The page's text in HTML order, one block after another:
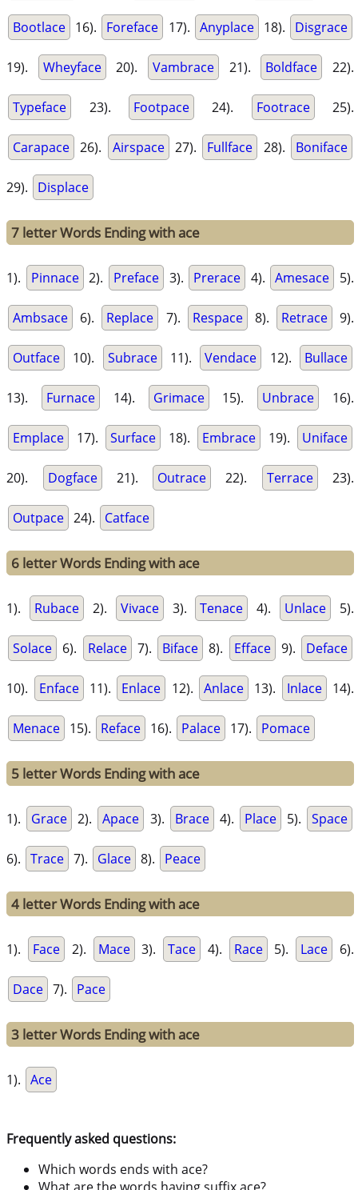
Bootlace 16). Foreface 17). Anyplace 18). Disgrace
19). Wheyface 20). Vambrace 21). Boldface 22).
Typeface 23). Footpace 24). Footrace 25).
Carapace 26). Airspace 27). Fullface 28). Boniface
29). Displace
7 letter Words Ending with ace
1). Pinnace 2). Preface 3). Prerace 4). Amesace 5).
Ambsace 6). Replace 7). Respace 8). Retrace 9).
Outface 10). Subrace 11). Vendace 12). Bullace
13). Furnace 14). Grimace 15). Unbrace 16).
Emplace 17). Surface 18). Embrace 19). Uniface
20). Dogface 21). Outrace 22). Terrace 23).
Outpace 24). Catface
6 letter Words Ending with ace
1). Rubace 2). Vivace 3). Tenace 4). Unlace 5).
Solace 6). Relace 7). Biface 8). Efface 9). Deface
10). Enface 11). Enlace 12). Anlace 13). Inlace 14).
Menace 15). Reface 16). Palace 17). Pomace
5 letter Words Ending with ace
1). Grace 2). Apace 3). Brace 4). Place 5). Space
6). Trace 7). Glace 8). Peace
4 letter Words Ending with ace
1). Face 2). Mace 3). Tace 4). Race 5). Lace 6).
Dace 7). Pace
3 letter Words Ending with ace
1). Ace
Frequently asked questions:
Which words ends with ace?